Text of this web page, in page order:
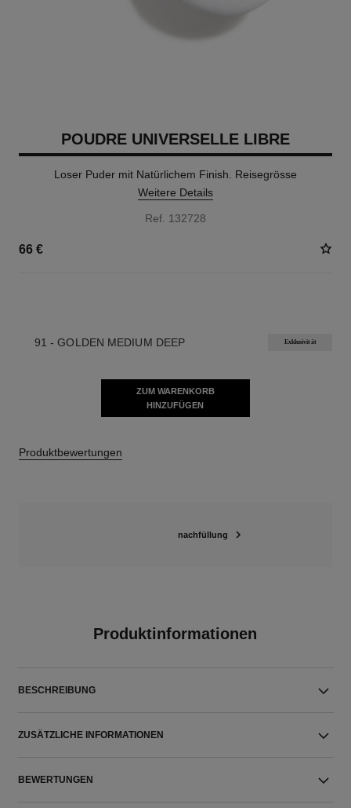
POUDRE UNIVERSELLE LIBRE
Loser Puder mit Natürlichem Finish. Reisegrösse
Weitere Details
Ref. 132728
66 €
91 - GOLDEN MEDIUM DEEP Exklusivität
ZUM WARENKORB
HINZUFÜGEN
Produktbewertungen
nachfüllung
Produktinformationen
BESCHREIBUNG
ZUSÄTZLICHE INFORMATIONEN
BEWERTUNGEN